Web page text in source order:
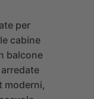
per
cabine
balcone
moderni,